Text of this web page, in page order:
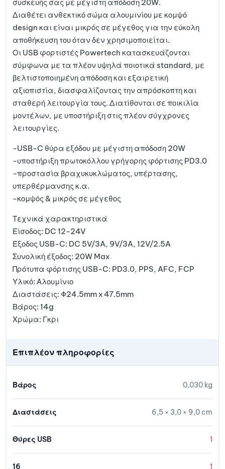
συσκευής σας με μέγιστη απόδοση 20W.
Διαθέτει ανθεκτικό σώμα αλουμινίου με κομψό
design και είναι μικρός σε μέγεθος για την εύκολη
αποθήκευση του όταν δεν χρησιμοποιείται.
Οι USB φορτιστές Powertech κατασκευάζονται
σύμφωνα με τα πλέον υψηλά ποιοτικά standard, με
βελτιστοποιημένη απόδοση και εξαιρετική
αξιοπιστία, διασφαλίζοντας την απρόσκοπτη και
σταθερή λειτουργία τους. Διατίθονται σε ποικιλία
μοντέλων, με υποστήριξη στις πλέον σύγχρονες
λειτουργίες.
-USB-C θύρα εξόδου με μέγιστη απόδοση 20W
-υποστήριξη πρωτοκόλλου γρήγορης φόρτισης PD3.0
-προστασία βραχυκυκλώματος, υπέρτασης,
υπερθέρμανσης κ.α.
-κομψός & μικρός σε μέγεθος
Τεχνικά χαρακτηριστικά
Είσοδος: DC 12-24V
Έξοδος USB-C: DC 5V/3A, 9V/3A, 12V/2.5A
Συνολική έξοδος: 20W Max
Πρότυπα φόρτισης USB-C: PD3.0, PPS, AFC, FCP
Υλικό: Αλουμίνιο
Διαστάσεις: Φ24.5mm x 47.5mm
Βάρος: 14g
Χρώμα: Γκρι
Επιπλέον πληροφορίες
Βάρος 0,030 kg
Διαστάσεις 6,5 × 3,0 × 9,0 cm
Θύρες USB 1
16 1